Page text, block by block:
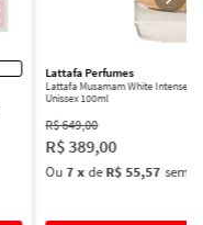
Lattafa Perfumes
Lattafa Musamam White Intense
Unissex 100ml
R$649,00
R$389,00
Ou7xdeR$ 55,57 sem